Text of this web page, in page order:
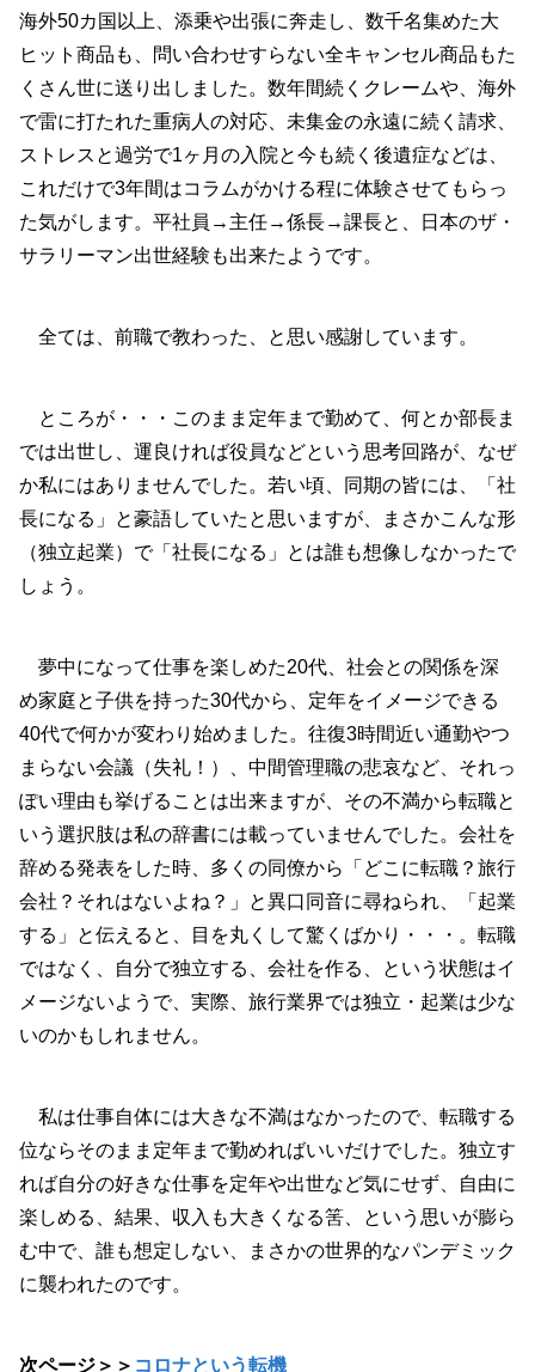
海外50カ国以上、添乗や出張に奔走し、数千名集めた大
ヒット商品も、問い合わせすらない全キャンセル商品もた
くさん世に送り出しました。数年間続くクレームや、海外
で雷に打たれた重病人の対応、未集金の永遠に続く請求、
ストレスと過労で1ヶ月の入院と今も続く後遺症などは、
これだけで3年間はコラムがかける程に体験させてもらっ
た気がします。平社員→主任→係長→課長と、日本のザ・
サラリーマン出世経験も出来たようです。
全ては、前職で教わった、と思い感謝しています。
ところが・・・このまま定年まで勤めて、何とか部長ま
では出世し、運良ければ役員などという思考回路が、なぜ
か私にはありませんでした。若い頃、同期の皆には、「社
長になる」と豪語していたと思いますが、まさかこんな形
（独立起業）で「社長になる」とは誰も想像しなかったで
しょう。
夢中になって仕事を楽しめた20代、社会との関係を深
め家庭と子供を持った30代から、定年をイメージできる
40代で何かが変わり始めました。往復3時間近い通勤やつ
まらない会議（失礼！）、中間管理職の悲哀など、それっ
ぽい理由も挙げることは出来ますが、その不満から転職と
いう選択肢は私の辞書には載っていませんでした。会社を
辞める発表をした時、多くの同僚から「どこに転職？旅行
会社？それはないよね？」と異口同音に尋ねられ、「起業
する」と伝えると、目を丸くして驚くばかり・・・。転職
ではなく、自分で独立する、会社を作る、という状態はイ
メージないようで、実際、旅行業界では独立・起業は少な
いのかもしれません。
私は仕事自体には大きな不満はなかったので、転職する
位ならそのまま定年まで勤めればいいだけでした。独立す
れば自分の好きな仕事を定年や出世など気にせず、自由に
楽しめる、結果、収入も大きくなる筈、という思いが膨ら
む中で、誰も想定しない、まさかの世界的なパンデミック
に襲われたのです。
次ページ＞＞ コロナという転機